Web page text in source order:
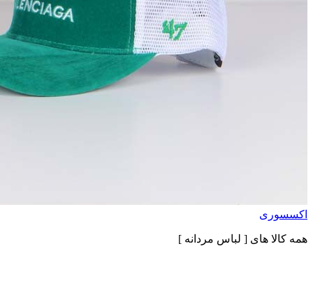
اکسسوری
همه کالا های [ لباس مردانه ]